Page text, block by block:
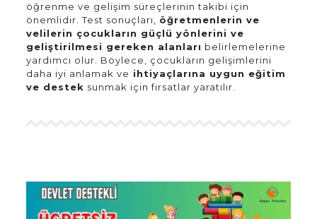
öğrenme ve gelişim süreçlerinin takibi için
önemlidir. Test sonuçları, öğretmenlerin ve
velilerin çocukların güçlü yönlerini ve
geliştirilmesi gereken alanları belirlemelerine
yardımcı olur. Böylece, çocukların gelişimlerini
daha iyi anlamak ve ihtiyaçlarına uygun eğitim
ve destek sunmak için fırsatlar yaratılır.